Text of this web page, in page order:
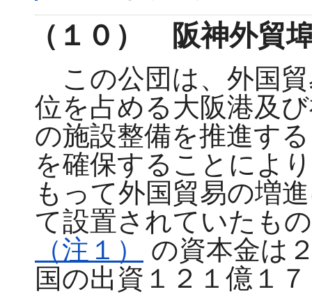
（１０） 阪神外
この公団は、外国
位を占める大阪港及
の施設整備を推進す
を確保することによ
もって外国貿易の増
て設置されていたも
（注１）
の資本金は
国の出資１２１億１